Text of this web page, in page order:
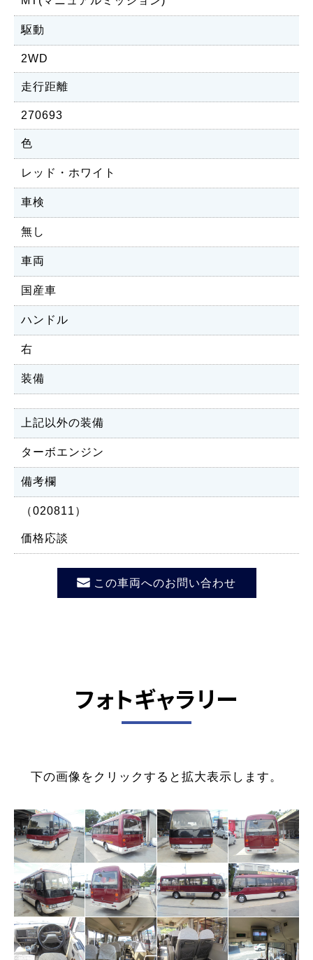
駆動
2WD
走行距離
270693
色
レッド・ホワイト
車検
無し
車両
国産車
ハンドル
右
装備
上記以外の装備
ターボエンジン
備考欄
（020811）
価格応談
この車両へのお問い合わせ
フォトギャラリー
下の画像をクリックすると拡大表示します。